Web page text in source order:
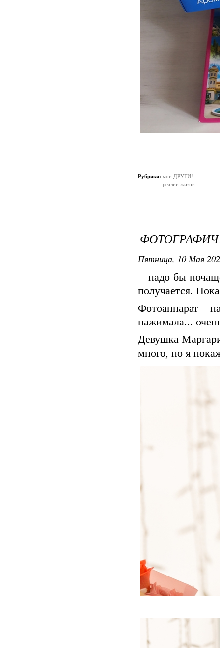
Рубрики: мои ДРУГИ!
реалии жизни
Пятница, 10 Мая
надо бы
получается.
Фотоаппарат
нажимала...
Девушка
много, но я